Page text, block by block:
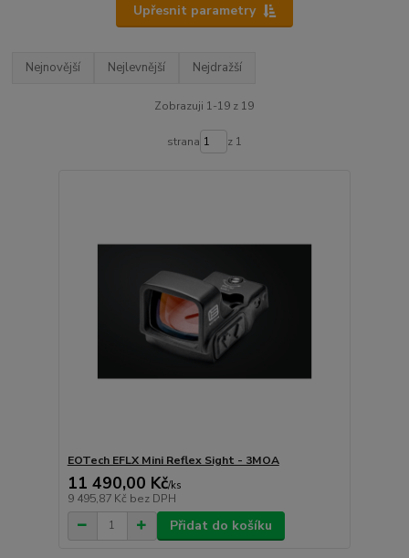
Upřesnit parametry
Nejnovější Nejlevnější Nejdražší
Zobrazuji 1-19 z 19
strana z 1
EOTech EFLX Mini Reflex Sight - 3MOA
11 490,00 Kč/ks
9 495,87 Kč bez DPH
Přidat do košíku